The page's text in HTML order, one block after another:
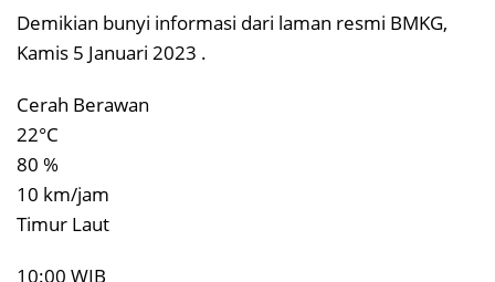
Demikian bunyi informasi dari laman resmi BMKG,
Kamis 5 Januari 2023 .
Cerah Berawan
22°C
80 %
10 km/jam
Timur Laut
10:00 WIB